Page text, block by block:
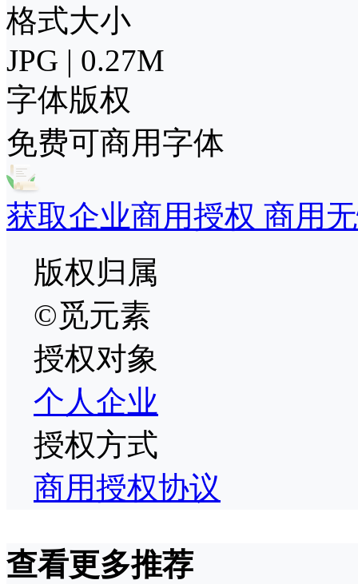
格式大小
JPG | 0.27M
字体版权
免费可商用字体
获取企业商用授权 商用
版权归属
©觅元素
授权对象
个人企业
授权方式
商用授权协议
查看更多推荐